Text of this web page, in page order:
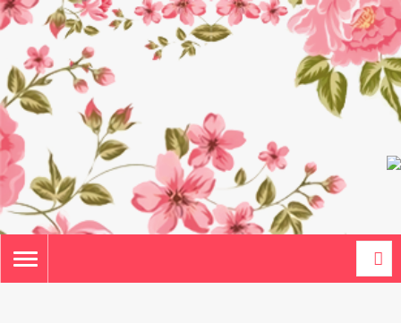
TOGGLE
NAVIGATION